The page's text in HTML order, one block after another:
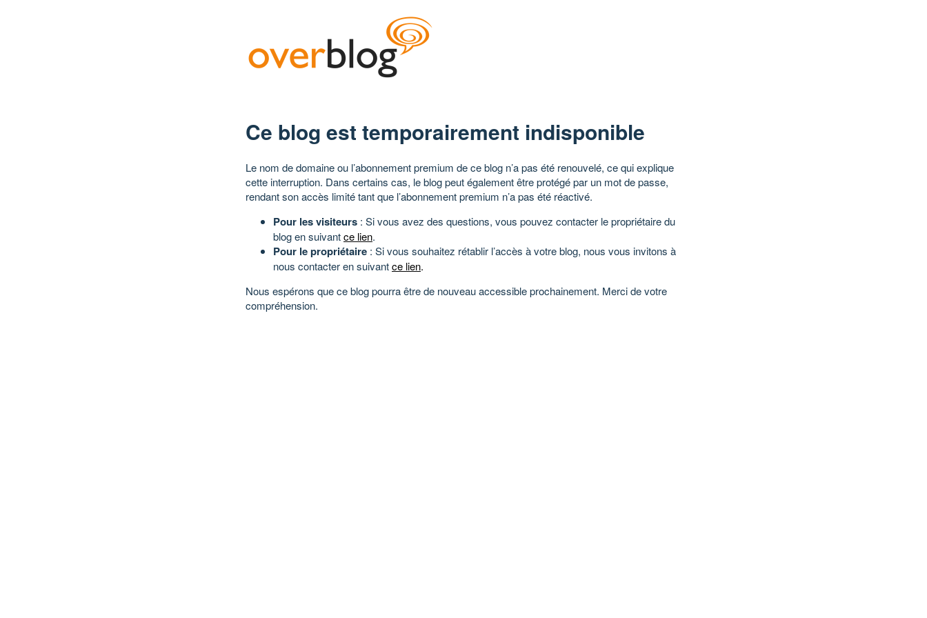
Ce blog est temporairement indisponible
Le nom de domaine ou l’abonnement premium de ce blog n’a pas été renouvelé, ce qui explique
cette interruption. Dans certains cas, le blog peut également être protégé par un mot de passe,
rendant son accès limité tant que l’abonnement premium n’a pas été réactivé.
Pour les visiteurs : Si vous avez des questions, vous pouvez contacter le propriétaire du
blog en suivantce lien.
Pour le propriétaire : Si vous souhaitez rétablir l’accès à votre blog, nous vous invitons à
nous contacter en suivantce lien.
Nous espérons que ce blog pourra être de nouveau accessible prochainement. Merci de votre
compréhension.